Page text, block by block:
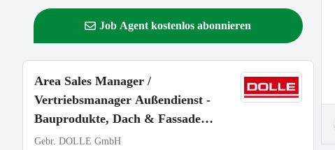
Job Agent kostenlos abonnieren
Area Sales Manager /
Vertriebsmanager Außendienst -
Bauprodukte, Dach & Fassade
(m/w/d)
Gebr. DOLLE GmbH